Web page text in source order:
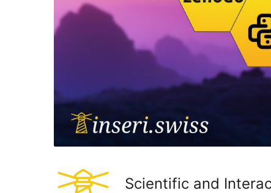
Scientific and